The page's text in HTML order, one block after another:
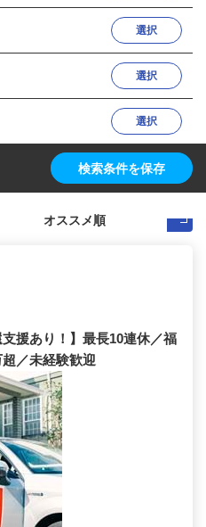
選択
選択
選択
検索条件を保存
支援あり！】最長10連休／福
／未経験歓迎